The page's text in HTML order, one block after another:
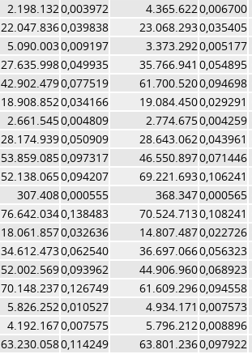
2.198.1320,003972 4.365.6220,006700
22.047.8360,039838 23.068.2930,035405
5.090.0030,009197 3.373.2920,005177
27.635.9980,049935 35.766.941 0,054895
42.902.4790,077519 61.700.5200,094698
18.908.8520,034166 19.084.4500,029291
2.661.5450,004809 2.774.6750,004259
28.174.9390,050909 28.643.0620,043961
53.859.0850,097317 46.550.8970,071446
52.138.0650,094207 69.221.6930,106241
307.4080,000555 368.3470,000565
76.642.0340,138483 70.524.7130,108241
18.061.8570,032636 14.807.4870,022726
34.612.4730,062540 36.697.0660,056323
52.002.5690,093962 44.906.9600,068923
70.148.2370,126749 61.609.2960,094558
5.826.2520,010527 4.934.171 0,007573
4.192.1670,007575 5.796.2120,008896
63.230.0580,114249 63.801.2360,097922